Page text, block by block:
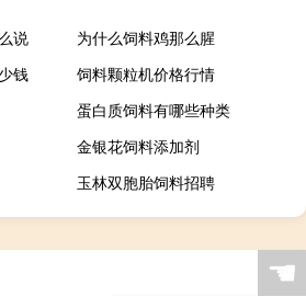
说
为什么饲料鸡那么腥
钱
饲料颗粒机价格行情
蛋白质饲料有哪些种类
金银花饲料添加剂
玉林双胞胎饲料招聘
☚